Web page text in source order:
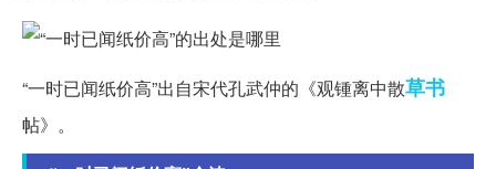
“一时已闻纸价高”出自宋代孔武仲的《观锺离中散草书
帖》。